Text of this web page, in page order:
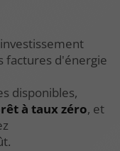
factures d'énergie
disponibles,
à taux zéro, et